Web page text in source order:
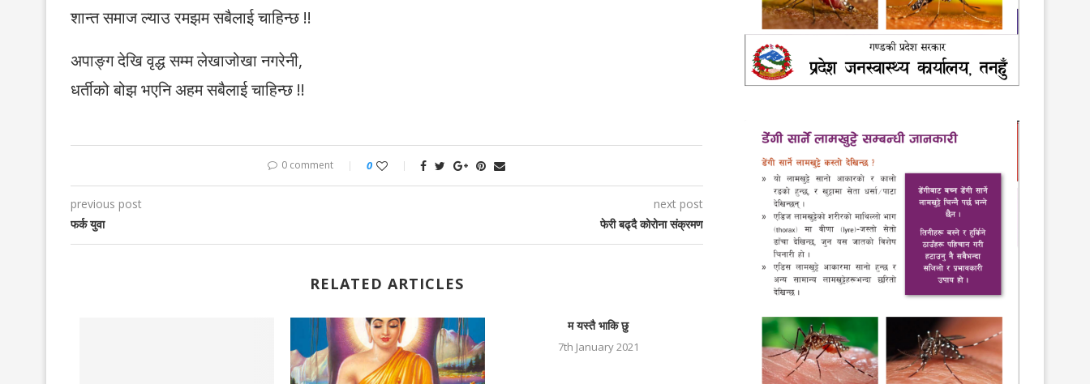
शान्त समाज ल्याउ रमझम सबैलाई चाहिन्छ !!
अपाङ्ग देखि वृद्ध सम्म लेखाजोखा नगरेनी,
धर्तीको बोझ भएनि अहम सबैलाई चाहिन्छ !!
0 comment 0
previous post
फर्क युवा
next post
फेरी बढ्दै कोरोना संक्रमण
RELATED ARTICLES
म यस्तै भाकि छु
7th January 2021